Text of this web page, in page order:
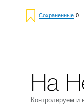
Сохраненные 0
На
Контролируем и